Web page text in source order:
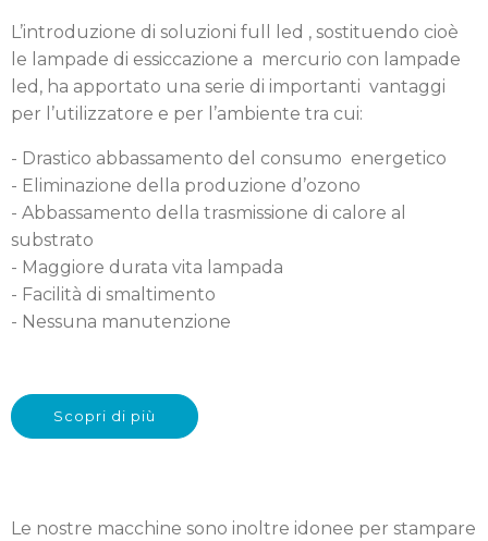
L’introduzione di soluzioni full led , sostituendo cioè
le lampade di essiccazione a mercurio con lampade
led, ha apportato una serie di importanti vantaggi
per l’utilizzatore e per l’ambiente tra cui:
- Drastico abbassamento del consumo energetico
- Eliminazione della produzione d’ozono
- Abbassamento della trasmissione di calore al
substrato
- Maggiore durata vita lampada
- Facilità di smaltimento
- Nessuna manutenzione
Scopri di più
Le nostre macchine sono inoltre idonee per stampare